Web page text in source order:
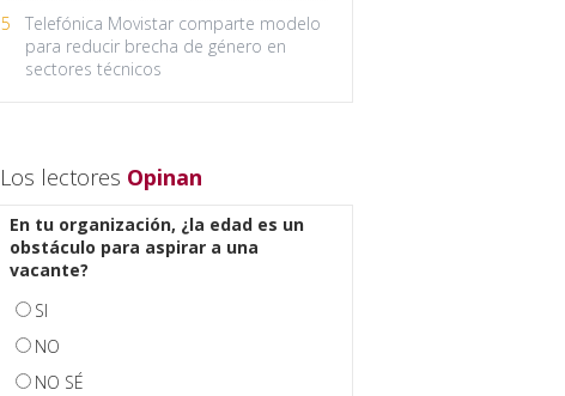
5
Telefónica Movistar comparte modelo
para reducir brecha de género en
sectores técnicos
Los lectores Opinan
En tu organización, ¿la edad es un
obstáculo para aspirar a una
vacante?
SI
NO
NO SÉ